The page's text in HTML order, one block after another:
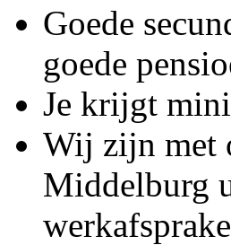
Goede
goede
Je krijgt
Wij zijn met
Middelburg